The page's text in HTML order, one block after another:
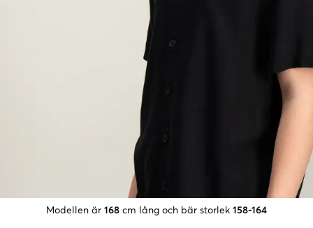
Modellen är 168 cm lång och bär storlek 158-164